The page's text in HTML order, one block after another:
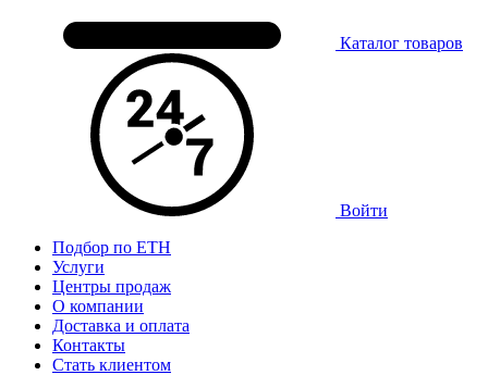
Каталог товаров
Войти
Подбор по ЕТН
Услуги
Центры продаж
О компании
Доставка и оплата
Контакты
Стать клиентом